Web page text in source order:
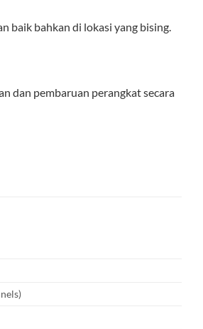
baik bahkan di lokasi yang bising.
dan pembaruan perangkat secara